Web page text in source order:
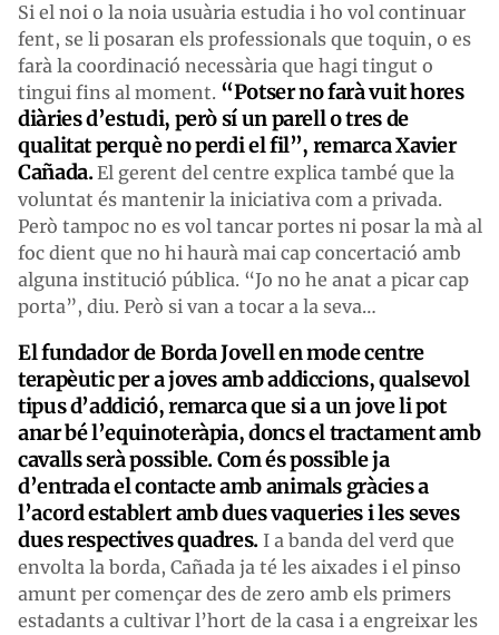
Si el noi o la noia usuària estudia i ho vol continuar
fent, se li posaran els professionals que toquin, o es
farà la coordinació necessària que hagi tingut o
tingui fins al moment. “Potser no farà vuit hores
diàries d’estudi, però sí un parell o tres de
qualitat perquè no perdi el fil”, remarca Xavier
Cañada.El gerent del centre explica també que la
voluntat és mantenir la iniciativa com a privada.
Però tampoc no es vol tancar portes ni posar la mà al
foc dient que no hi haurà mai cap concertació amb
alguna institució pública. “Jo no he anat a picar cap
porta”, diu. Però si van a tocar a la seva…
El fundador de Borda Jovell en mode centre
terapèutic per a joves amb addiccions, qualsevol
tipus d’addició, remarca que si a un jove li pot
anar bé l’equinoteràpia, doncs el tractament amb
cavalls serà possible. Com és possible ja
d’entrada el contacte amb animals gràcies a
l’acord establert amb dues vaqueries i les seves
dues respectives quadres. I a banda del verd que
envolta la borda, Cañada ja té les aixades i el pinso
amunt per començar des de zero amb els primers
estadants a cultivar l’hort de la casa i a engreixar les